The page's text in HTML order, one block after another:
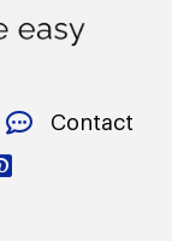
Contact